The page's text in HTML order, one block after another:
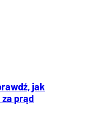
jak
prąd